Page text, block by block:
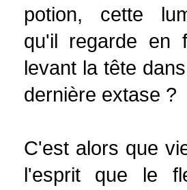
potion, cette
qu'il regarde en
levant la tête
dernière extase ?
C'est alors que
l'esprit que le